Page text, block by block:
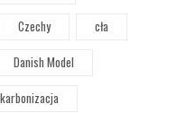
Czechy
cła
Danish Model